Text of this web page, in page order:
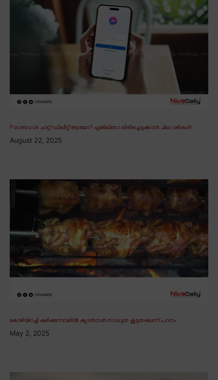
Facebook ചാറ്റ് ഡിലീറ്റ് ആയോ? എങ്കിലിതാ തിരിച്ചെടുക്കാൻ ചില വഴികൾ!
August 22, 2025
കോഴിയിറച്ചി കഴിക്കുന്നവരിൽ ക്യാൻസർ സാധ്യത കൂടുതലെന്ന് പഠനം
May 2, 2025